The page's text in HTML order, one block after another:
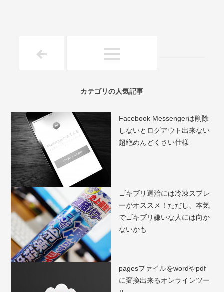
カテゴリの人気記事
Facebook Messengerは削除
しないとログアウト出来ない
超絶めんどくさい仕様
ゴキブリ退治には冷凍スプレ
ーがオススメ！ただし、本気
でゴキブリ嫌いな人には向か
ないかも
pagesファイルをwordやpdf
に変換出来るオンラインツー